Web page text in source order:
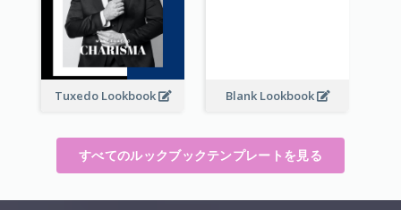
Tuxedo Lookbook Blank Lookbook
すべてのルックブックテンプレートを見る